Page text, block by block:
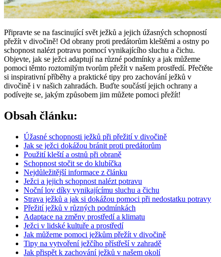
Připravte se na fascinující svět ježků a jejich úžasných schopností
přežít v divočině! Od obrany proti predátorům kleštěmi a ostny po
schopnost nalézt potravu pomocí vynikajícího sluchu a čichu.
Objevte, jak se ježci adaptují na různé podmínky a jak můžeme
pomoci těmto roztomilým tvorům přežít v našem prostředí. Přečtěte
si inspirativní příběhy a praktické tipy pro zachování ježků v
divočině i v našich zahradách. Buďte součástí jejich ochrany a
podívejte se, jakým způsobem jim můžete pomoci přežít!
Obsah článku:
Úžasné schopnosti ježků při přežití v divočině
Jak se ježci dokážou bránit proti predátorům
Použití kleští a ostnů při obraně
Schopnost stočit se do klubíčka
Nejdůležitější informace z článku
Ježci a jejich schopnost nalézt potravu
Noční lov díky vynikajícímu sluchu a čichu
Strava ježků a jak si dokážou pomoci při nedostatku potravy
Přežití ježků v různých podmínkách
Adaptace na změny prostředí a klimatu
Ježci v lidské kultuře a prostředí
Jak můžeme pomoci ježkům přežít v divočině
Tipy na vytvoření ježčího přístřeší v zahradě
Jak přispět k zachování ježků v našem okolí